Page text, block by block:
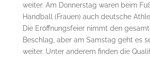
weiter. Am Donnerstag waren beim
Handball (Frauen) auch deutsche
Die Eröffnungsfeier nimmt den
Beschlag, aber am Samstag geht es
weiter. Unter anderem finden die